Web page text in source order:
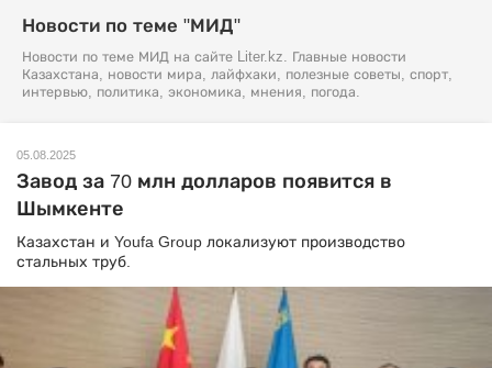
Новости по теме "МИД"
Новости по теме МИД на сайте Liter.kz. Главные новости
Казахстана, новости мира, лайфхаки, полезные советы, спорт,
интервью, политика, экономика, мнения, погода.
05.08.2025
Завод за 70 млн долларов появится в
Шымкенте
Казахстан и Youfa Group локализуют производство
стальных труб.